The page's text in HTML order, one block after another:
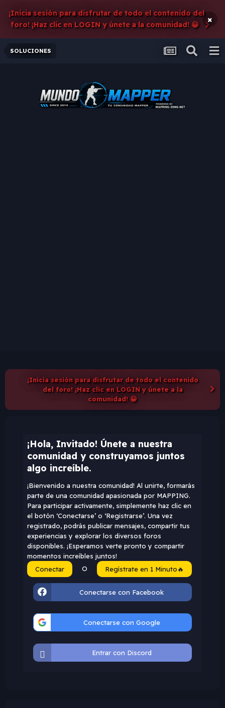
¡Inicia sesión para disfrutar de todo el contenido del
foro! ¡Haz clic en LOGIN y únete a la comunidad! 😀
×
SOLUCIONES
¡Inicia sesión para disfrutar de todo el contenido
del foro! ¡Haz clic en LOGIN y únete a la
comunidad! 😀
¡Hola, Invitado! Únete a nuestra
comunidad y construyamos juntos
algo increíble.
¡Bienvenido a nuestra comunidad! Al unirte, formarás
parte de una comunidad apasionada por MAPPING.
Para participar activamente, simplemente haz clic en
el botón ‘Conectarse’ o ‘Registrarse’. Una vez
registrado, podrás publicar mensajes, compartir tus
experiencias y explorar los diversos foros
disponibles. ¡Esperamos verte pronto y compartir
momentos increíbles juntos!
Conectar
O Regístrate en 1 Minuto🔥
Conectarse con Facebook
Conectarse con Google
Entrar con Discord